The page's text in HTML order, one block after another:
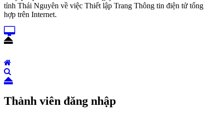
tỉnh Thái Nguyên về việc Thiết lập Trang Thông tin điện tử tổng
hợp trên Internet.
Thành viên đăng nhập